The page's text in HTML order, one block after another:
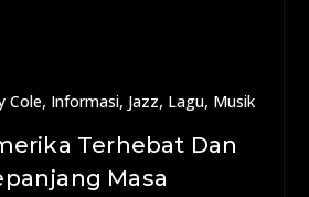
Cole, Informasi, Jazz, Lagu, Musik
Terhebat Dan
Masa